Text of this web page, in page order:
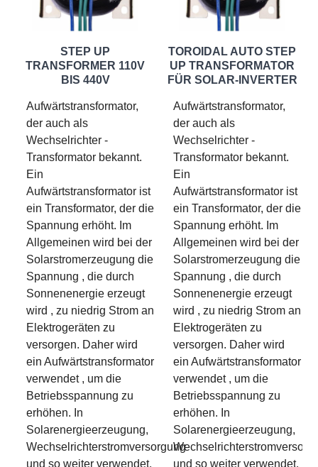
STEP UP
TRANSFORMER 110V
BIS 440V
Aufwärtstransformator,
der auch als
Wechselrichter -
Transformator bekannt.
Ein
Aufwärtstransformator ist
ein Transformator, der die
Spannung erhöht. Im
Allgemeinen wird bei der
Solarstromerzeugung die
Spannung , die durch
Sonnenenergie erzeugt
wird , zu niedrig Strom an
Elektrogeräten zu
versorgen. Daher wird
ein Aufwärtstransformator
verwendet , um die
Betriebsspannung zu
erhöhen. In
Solarenergieerzeugung,
Wechselrichterstromversorgung
und so weiter verwendet.
TOROIDAL AUTO STEP
UP TRANSFORMATOR
FÜR SOLAR-INVERTER
Aufwärtstransformator,
der auch als
Wechselrichter -
Transformator bekannt.
Ein
Aufwärtstransformator ist
ein Transformator, der die
Spannung erhöht. Im
Allgemeinen wird bei der
Solarstromerzeugung die
Spannung , die durch
Sonnenenergie erzeugt
wird , zu niedrig Strom an
Elektrogeräten zu
versorgen. Daher wird
ein Aufwärtstransformator
verwendet , um die
Betriebsspannung zu
erhöhen. In
Solarenergieerzeugung,
und so weiter verwendet.